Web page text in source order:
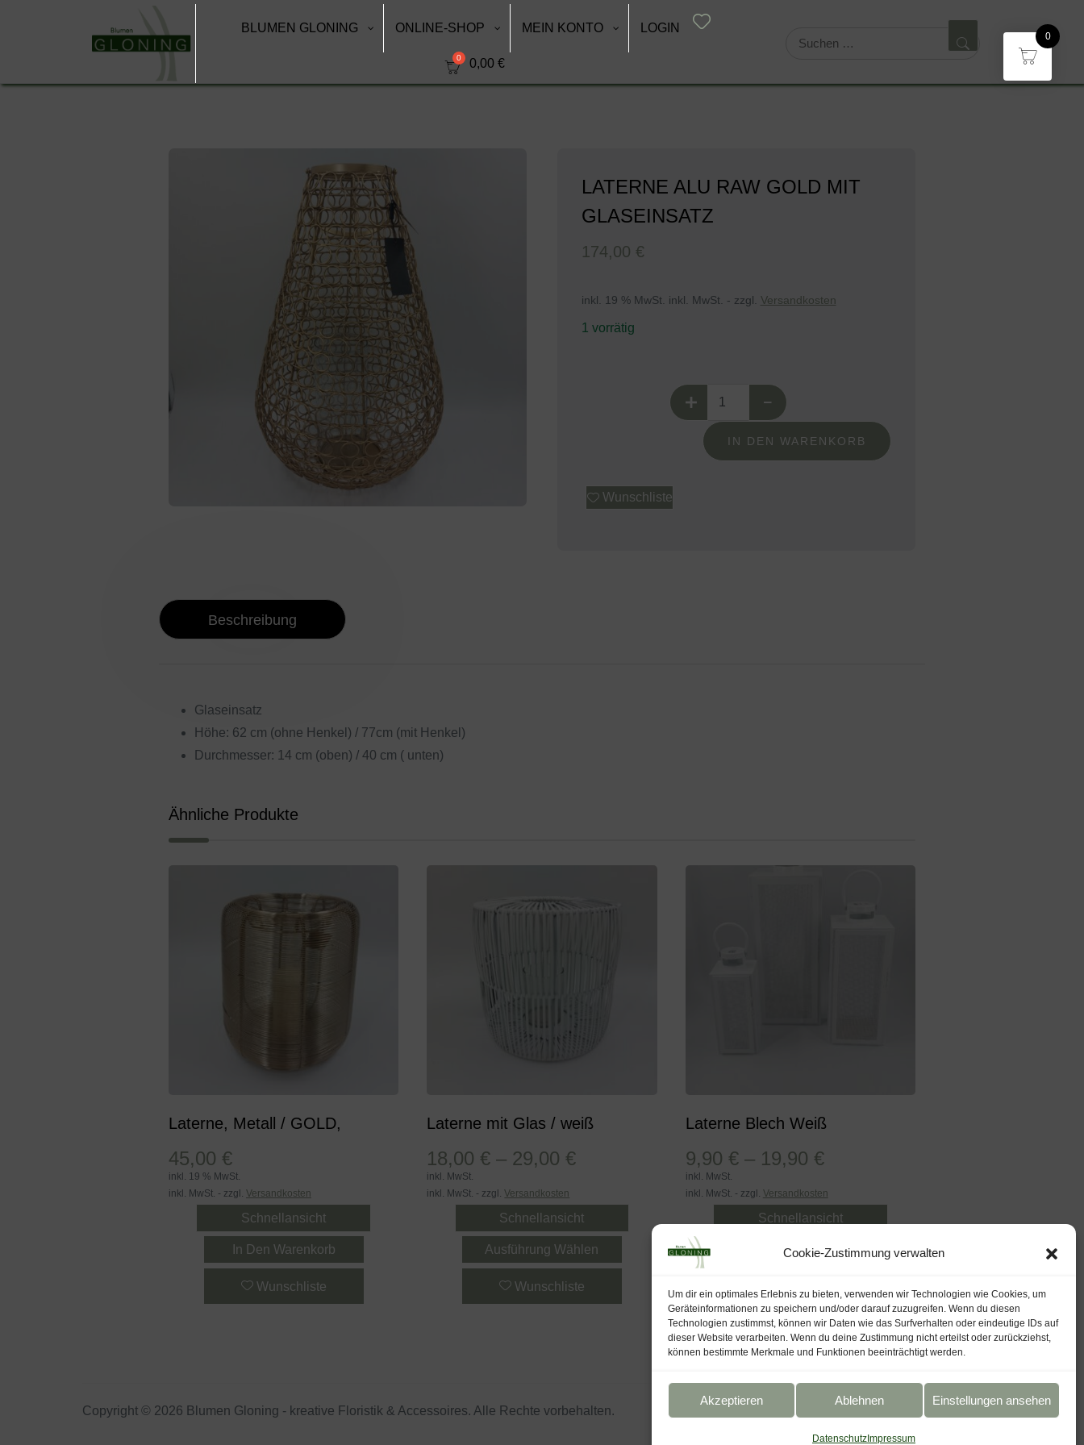
Cookie-Zustimmung verwalten
Um dir ein optimales Erlebnis zu bieten, verwenden wir Technologien wie Cookies, um
Geräteinformationen zu speichern und/oder darauf zuzugreifen. Wenn du diesen
Technologien zustimmst, können wir Daten wie das Surfverhalten oder eindeutige IDs auf
dieser Website verarbeiten. Wenn du deine Zustimmung nicht erteilst oder zurückziehst,
können bestimmte Merkmale und Funktionen beeinträchtigt werden.
Akzeptieren Ablehnen Einstellungen ansehen
DatenschutzImpressum
BLUMEN GLONING ONLINE-SHOP MEIN KONTO LOGIN
0,00 €
LATERNE ALU RAW GOLD MIT
GLASEINSATZ
174,00 €
inkl. 19 % MwSt. inkl. MwSt. - zzgl. Versandkosten
1 vorrätig
IN DEN WARENKORB
Wunschliste
Beschreibung
Glaseinsatz
Höhe: 62 cm (ohne Henkel) / 77cm (mit Henkel)
Durchmesser: 14 cm (oben) / 40 cm ( unten)
Ähnliche Produkte
Laterne, Metall / GOLD,
45,00 €
inkl. 19 % MwSt.
inkl. MwSt. - zzgl. Versandkosten
Schnellansicht
In Den Warenkorb
Wunschliste
Laterne mit Glas / weiß
18,00 € – 29,00 €
inkl. MwSt.
inkl. MwSt. - zzgl.Versandkosten
Schnellansicht
Ausführung Wählen
Wunschliste
Laterne Blech Weiß
9,90 €– 19,90 €
inkl. MwSt.
inkl. MwSt. - zzgl. Versandkosten
Schnellansicht
Ausführung Wählen
Copyright © 2026 Blumen Gloning - kreative Floristik & Accessoires. Alle Rechte vorbehalten.
0